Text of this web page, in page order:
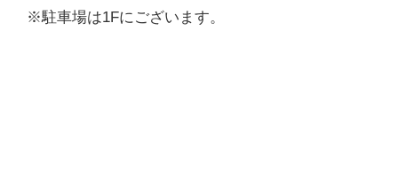
※駐車場は1Fにございます。